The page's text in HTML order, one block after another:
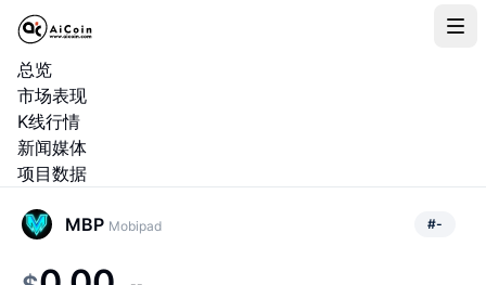
总览
市场表现
K线行情
新闻媒体
项目数据
MBP Mobipad #-